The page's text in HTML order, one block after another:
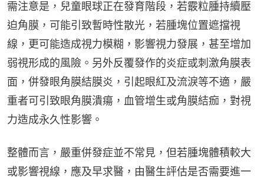
需注意是，兒童眼球正在發育階段，若霰粒腫持續壓
迫角膜，可能引致暫時性散光，若腫塊位置遮擋視
線，更可能造成視力模糊，影響視力發展，甚至增加
弱視形成的風險。另外反覆發作的炎症或刺激角膜表
面，併發眼角膜結膜炎，引起眼紅及流淚等不適，嚴
重者可引致眼角膜潰瘍，血管增生或角膜結痂，對視
力造成永久性影響。
整體而言，嚴重併發症並不常見，但若腫塊體積較大
或影響視線，應及早求醫，由醫生評估是否需要進一